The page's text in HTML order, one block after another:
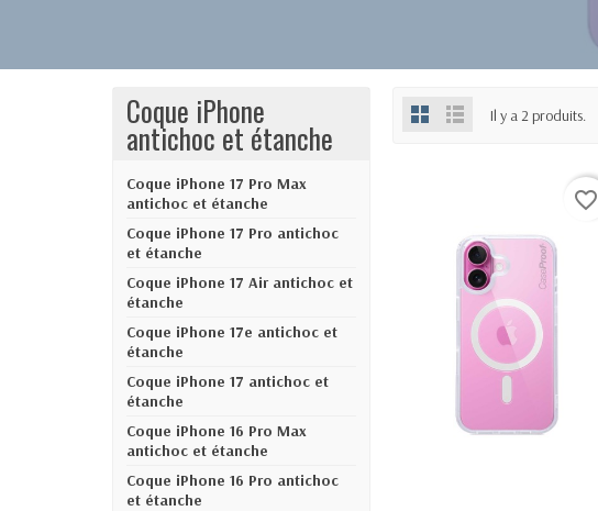
Coque iPhone
antichoc et étanche
Coque iPhone 17 Pro Max
antichoc et étanche
Coque iPhone 17 Pro antichoc
et étanche
Coque iPhone 17 Air antichoc et
étanche
Coque iPhone 17e antichoc et
étanche
Coque iPhone 17 antichoc et
étanche
Coque iPhone 16 Pro Max
antichoc et étanche
Coque iPhone 16 Pro antichoc
et étanche
Il y a 2 produits.
favorite_border